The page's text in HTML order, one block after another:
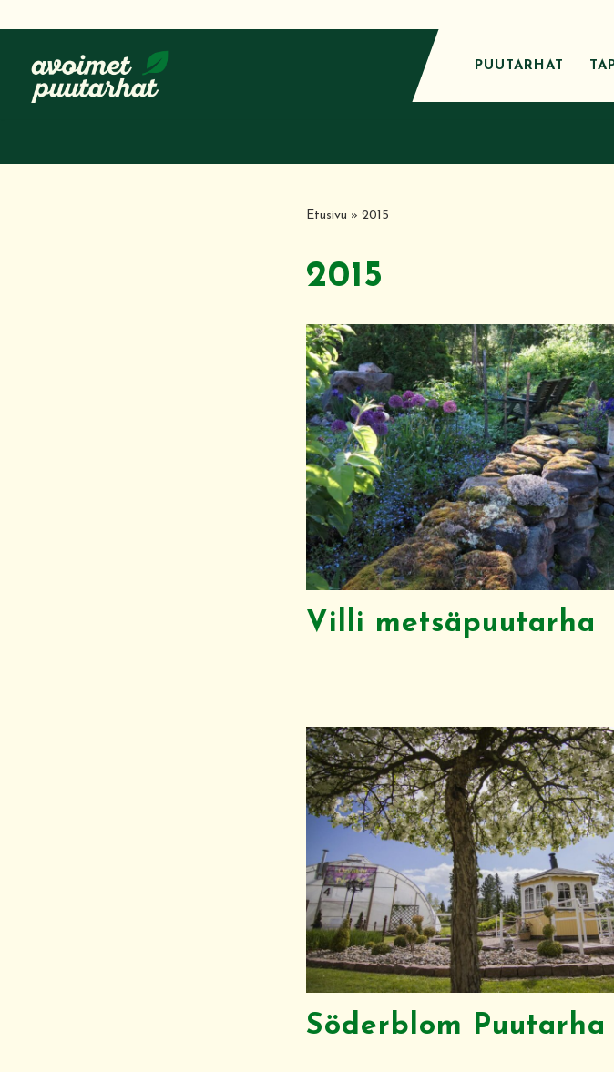
suoraan
sisältöön
PUUTARHAT
Etusivu » 2015
2015
Villi metsäpuutarha
Söderblom Puutarha